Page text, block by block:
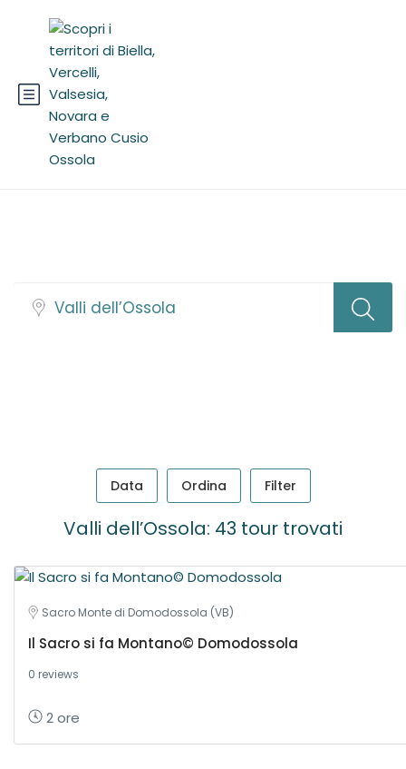
Data Ordina Filter
Valli dell’Ossola: 43 tour trovati
Sacro Monte di Domodossola (VB)
Il Sacro si fa Montano© Domodossola
0 reviews
2 ore